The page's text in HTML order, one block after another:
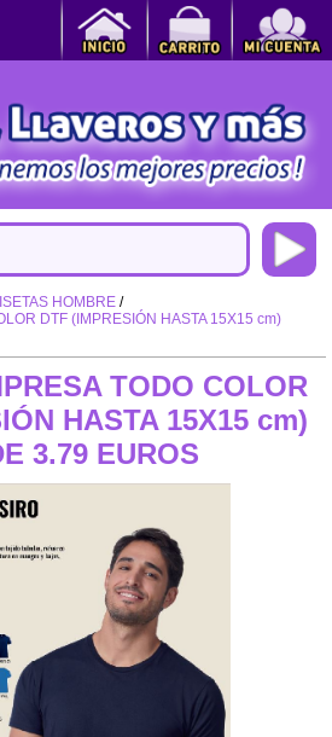
HOMBRE /
DTF (IMPRESIÓN HASTA 15X15 cm)
TODO COLOR
HASTA 15X15 cm)
3.79 EUROS